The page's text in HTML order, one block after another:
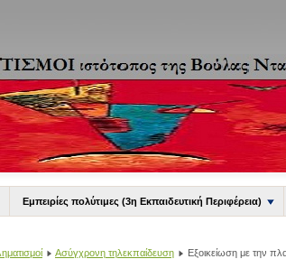
Εμπειρίες πολύτιμες (3η Εκπαιδευτική Περιφέρεια)
Ασύγχρονη τηλεκπαίδευση Eξοικείωση με την